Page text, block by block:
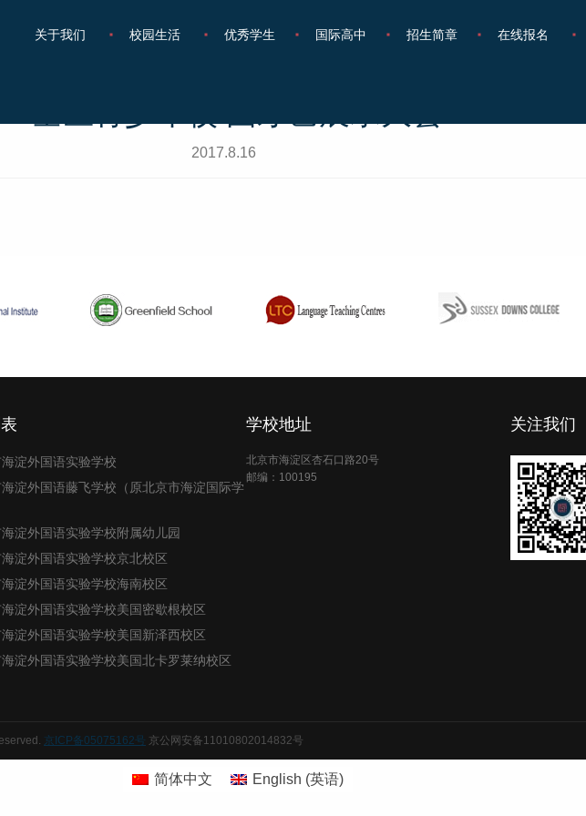
关于我们 校园生活 优秀学生 国际高中 招生简章 在线报名
2017.8.16
淀外国语实验学校
淀外国语藤飞学校（原北京市海淀国际学
淀外国语实验学校附属幼儿园
淀外国语实验学校京北校区
淀外国语实验学校海南校区
淀外国语实验学校美国密歇根校区
淀外国语实验学校美国新泽西校区
淀外国语实验学校美国北卡罗莱纳校区
学校地址
北京市海淀区杏石口路20号
邮编：100195
关注我们
京ICP备05075162号 京公网安备11010802014832号
简体中文 English (英语)